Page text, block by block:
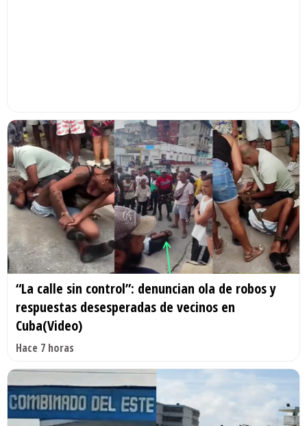
“La calle sin control”: denuncian ola de robos y
respuestas desesperadas de vecinos en
Cuba(Video)
Hace 7 horas